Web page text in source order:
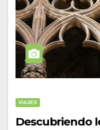
VIAJES
Descubriendo